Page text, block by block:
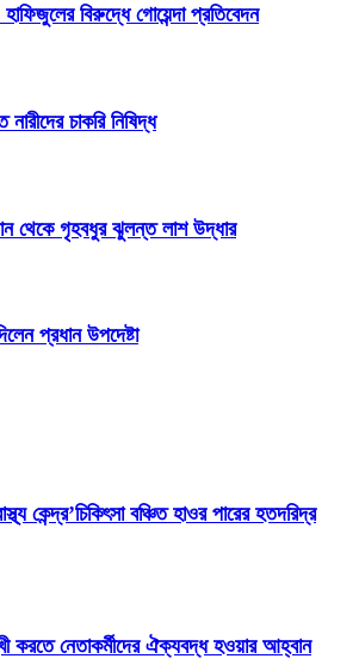
বিরুদ্ধে গোয়েন্দা প্রতিবেদন
চাকরি নিষিদ্ধ
থেকে গৃহবধুর ঝুলন্ত লাশ উদ্ধার
প্রধান উপদেষ্টা
কেন্দ্র’চিকিৎসা বঞ্চিত হাওর পারের হতদরিদ্র
করতে নেতাকর্মীদের ঐক্যবদ্ধ হওয়ার আহ্বান